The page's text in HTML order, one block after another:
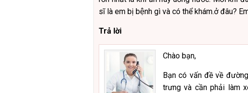
sĩ là em bị bệnh gì và có thể khám.ở đâu?
Trả lời
Chào bạn,
Bạn có vấn đề về
trưng và cần phải làm